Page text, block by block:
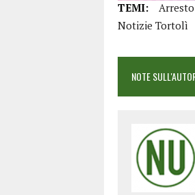
TEMI:
Notizie Tortolì
NOTE